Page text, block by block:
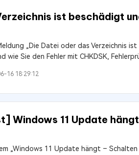
ist beschädigt
„Die Datei oder das Verzeichnis
Sie den Fehler mit CHKDSK,
16 18:29:12
Windows 11 Update
„Windows 11 Update hängt –